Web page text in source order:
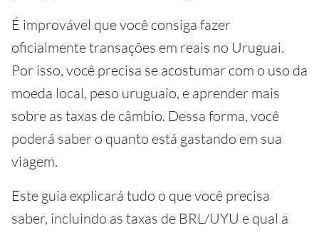
É improvável que você consiga fazer
oficialmente transações em reais no Uruguai.
Por isso, você precisa se acostumar com o uso da
moeda local, peso uruguaio, e aprender mais
sobre as taxas de câmbio. Dessa forma, você
poderá saber o quanto está gastando em sua
viagem.
Este guia explicará tudo o que você precisa
saber, incluindo as taxas de BRL/UYU e qual a